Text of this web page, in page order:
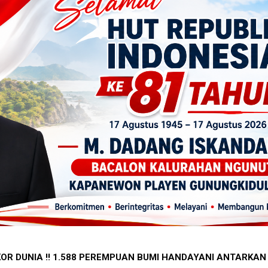
REKOR DUNIA !! 1.588 PEREMPUAN BUMI
SIDOHARJO TEPUS GUNUNGKIDUL MENJADI PENGINGAT